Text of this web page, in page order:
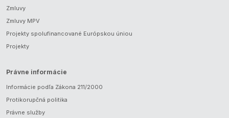
Zmluvy
Zmluvy MPV
Projekty spolufinancované Európskou úniou
Projekty
Právne informácie
Informácie podľa Zákona 211/2000
Protikorupčná politika
Právne služby